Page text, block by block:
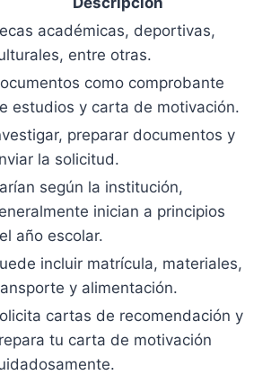
académicas, deportivas,
entre otras.
como comprobante
estudios y carta de motivación.
preparar documentos y
la solicitud.
según la institución,
inician a principios
año escolar.
incluir matrícula, materiales,
y alimentación.
cartas de recomendación y
tu carta de motivación